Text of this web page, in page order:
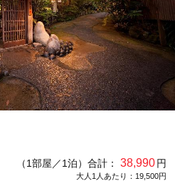
（1部屋／1泊）合計： 38,990円
大人1人あたり：19,500円